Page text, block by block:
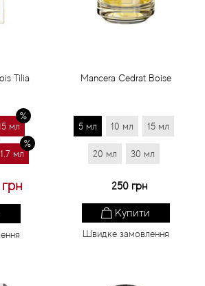
Tilia
мл
1.7 мл
Mancera Cedrat Boise
5 мл 10 мл 15 мл
20 мл 30 мл
250 грн
Купити
Швидке замовлення